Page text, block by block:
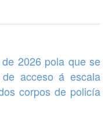
2026 pola que se
acceso á escala
corpos de policía